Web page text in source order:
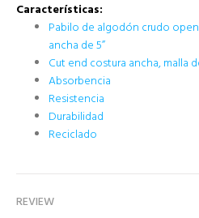
Características:
Pabilo de algodón crudo
ancha de 5”
Cut end costura ancha, malla
Absorbencia
Resistencia
Durabilidad
Reciclado
REVIEW